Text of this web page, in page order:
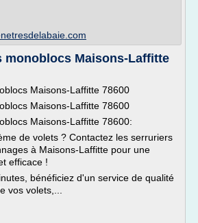
monoblocs Maisons-Laffitte
Maisons-Laffitte 78600
Maisons-Laffitte 78600
Maisons-Laffitte 78600:
de volets ? Contactez les serruriers
à Maisons-Laffitte pour une
efficace !
bénéficiez d'un service de qualité
vos volets,...